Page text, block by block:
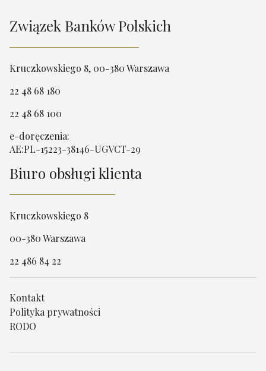
Związek Banków Polskich
Kruczkowskiego 8, 00-380 Warszawa
22 48 68 180
22 48 68 100
e-doręczenia:
AE:PL-15223-38146-UGVCT-29
Biuro obsługi klienta
Kruczkowskiego 8
00-380 Warszawa
22 486 84 22
Kontakt
Polityka prywatności
RODO